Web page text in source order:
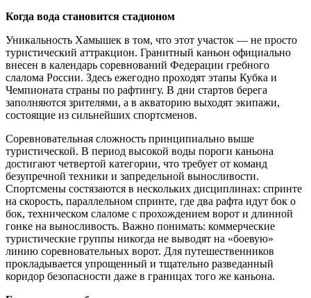
Когда вода становится стадионом
Уникальность Хамышек в том, что этот участок — не просто
туристический аттракцион. Гранитный каньон официально
внесен в календарь соревнований Федерации гребного
слалома России. Здесь ежегодно проходят этапы Кубка и
Чемпионата страны по рафтингу. В дни стартов берега
заполняются зрителями, а в акваторию выходят экипажи,
состоящие из сильнейших спортсменов.
Соревновательная сложность принципиально выше
туристической. В период высокой воды пороги каньона
достигают четвертой категории, что требует от команд
безупречной техники и запредельной выносливости.
Спортсмены состязаются в нескольких дисциплинах: спринте
на скорость, параллельном спринте, где два рафта идут бок о
бок, техническом слаломе с прохождением ворот и длинной
гонке на выносливость. Важно понимать: коммерческие
туристические группы никогда не выводят на «боевую»
линию соревновательных ворот. Для путешественников
прокладывается упрощенный и тщательно разведанный
коридор безопасности даже в границах того же каньона.